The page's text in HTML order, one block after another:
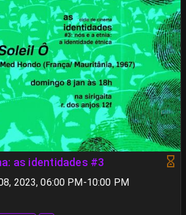
as identidades #3
2023, 06:00 PM-10:00 PM